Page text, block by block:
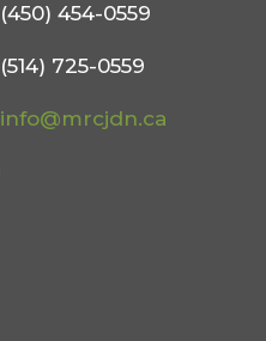
(450) 454-0559
(514) 725-0559
info@mrcjdn.ca